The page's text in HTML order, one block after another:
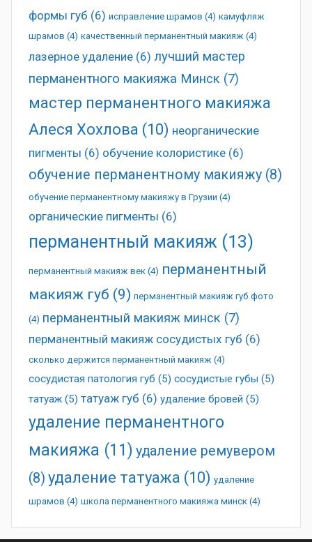
формы губ (6) исправление шрамов (4) камуфляж
шрамов (4) качественный перманентный макияж (4)
лазерное удаление (6) лучший мастер
перманентного макияжа Минск (7)
мастер перманентного макияжа
Алеся Хохлова (10) неорганические
пигменты (6) обучение колористике (6)
обучение перманентному макияжу (8)
обучение перманентному макияжу в Грузии (4)
органические пигменты (6)
перманентный макияж (13)
перманентный макияж век (4) перманентный
макияж губ (9) перманентный макияж губ фото
(4) перманентный макияж минск (7)
перманентный макияж сосудистых губ (6)
сколько держится перманентный макияж (4)
сосудистая патология губ (5) сосудистые губы (5)
татуаж (5) татуаж губ (6) удаление бровей (5)
удаление перманентного
макияжа (11) удаление ремувером
(8) удаление татуажа (10) удаление
шрамов (4) школа перманентного макияжа минск (4)